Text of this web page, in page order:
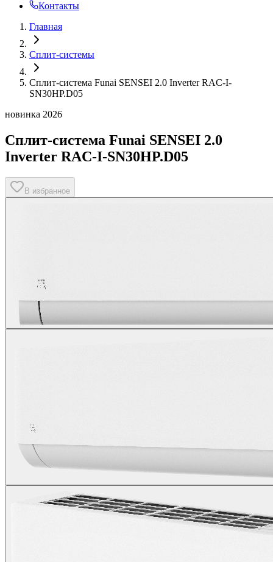
Контакты
Главная
Сплит-системы
Сплит-система Funai SENSEI 2.0 Inverter RAC-I-
SN30HP.D05
новинка 2026
Сплит-система Funai SENSEI 2.0
Inverter RAC-I-SN30HP.D05
В избранное